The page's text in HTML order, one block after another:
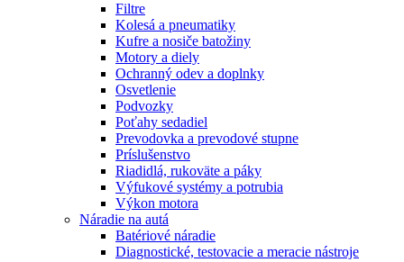
Filtre
Kolesá a pneumatiky
Kufre a nosiče batožiny
Motory a diely
Ochranný odev a doplnky
Osvetlenie
Podvozky
Poťahy sedadiel
Prevodovka a prevodové stupne
Príslušenstvo
Riadidlá, rukoväte a páky
Výfukové systémy a potrubia
Výkon motora
Náradie na autá
Batériové náradie
Diagnostické, testovacie a meracie nástroje